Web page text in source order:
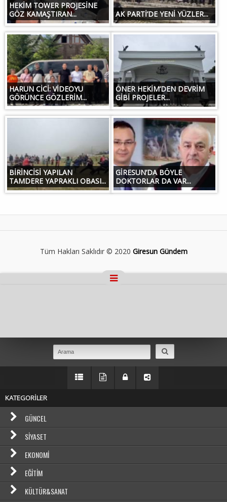
HEKİM TOWER PROJESİNE
GÖZ KAMAŞTIRAN...
AK PARTİ’DE YENİ YÜZLER...
HARUN CİCİ: VİDEOYU
GÖRÜNCE GÖZLERİM...
ÖNER HEKİM’DEN DEVRİM
GİBİ PROJELER...
BİRİNCİSİ YAPILAN
TAMDERE YAPRAKLI OBASI...
GİRESUN’DA BÖYLE
DOKTORLAR DA VAR...
Tüm Hakları Saklıdır © 2020 Giresun Gündem
KATEGORİLER
GÜNCEL
SIYASET
EKONOMI
EĞITIM
KÜLTÜR&SANAT